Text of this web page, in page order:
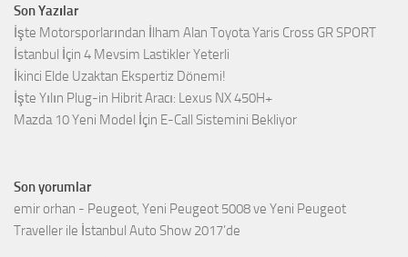
Son Yazılar
İşte Motorsporlarından İlham Alan Toyota Yaris Cross GR SPORT
İstanbul İçin 4 Mevsim Lastikler Yeterli
İkinci Elde Uzaktan Ekspertiz Dönemi!
İşte Yılın Plug-in Hibrit Aracı: Lexus NX 450H+
Mazda 10 Yeni Model İçin E-Call Sistemini Bekliyor
Son yorumlar
emir orhan - Peugeot, Yeni Peugeot 5008 ve Yeni Peugeot
Traveller ile İstanbul Auto Show 2017’de